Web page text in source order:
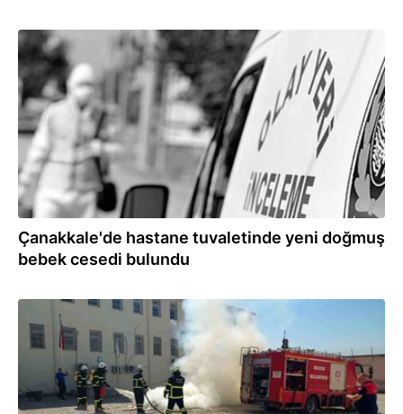
05.07.2026
Çanakkale'de hastane tuvaletinde yeni doğmuş
bebek cesedi bulundu
03.07.2026